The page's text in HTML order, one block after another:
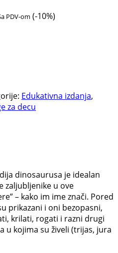
PDV-om (-10%)
Edukativna izdanja,
za decu
dinosaurusa je idealan
zaljubljenike u ove
– kako im ime znači. Pored
prikazani i oni bezopasni,
krilati, rogati i razni drugi
u kojima su živeli (trijas, jura